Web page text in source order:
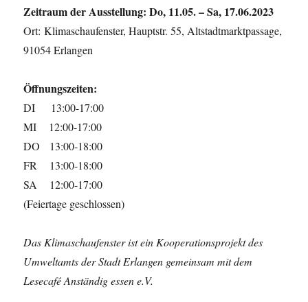
Zeitraum der Ausstellung: Do, 11.05. – Sa, 17.06.2023
Ort: Klimaschaufenster, Hauptstr. 55, Altstadtmarktpassage,
91054 Erlangen
Öffnungszeiten:
DI 13:00-17:00
MI 12:00-17:00
DO 13:00-18:00
FR 13:00-18:00
SA 12:00-17:00
(Feiertage geschlossen)
Das Klimaschaufenster ist ein Kooperationsprojekt des
Umweltamts der Stadt Erlangen gemeinsam mit dem
Lesecafé Anständig essen e.V.